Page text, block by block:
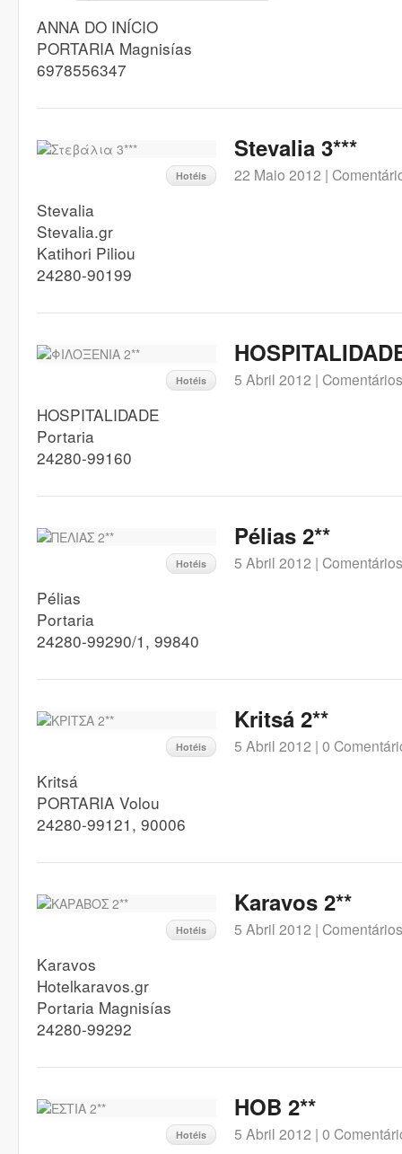
ANNA DO INÍCIO
PORTARIA Magnisías
6978556347
Hotéis
Stevalia 3***
22 Maio 2012 |
Stevalia
Stevalia.gr
Katihori Piliou
24280-90199
Hotéis 5 Abril 2012 |
HOSPITALIDADE
Portaria
24280-99160
Hotéis
Pélias 2**
5 Abril 2012 |
Pélias
Portaria
24280-99290/1, 99840
Hotéis
Kritsá 2**
5 Abril 2012 | 0
Kritsá
PORTARIA Volou
24280-99121, 90006
Hotéis
Karavos 2**
5 Abril 2012 |
Karavos
Hotelkaravos.gr
Portaria Magnisías
24280-99292
Hotéis
HOB 2**
5 Abril 2012 | 0